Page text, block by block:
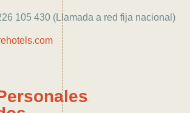
105 430 (Llamada a red fija nacional)